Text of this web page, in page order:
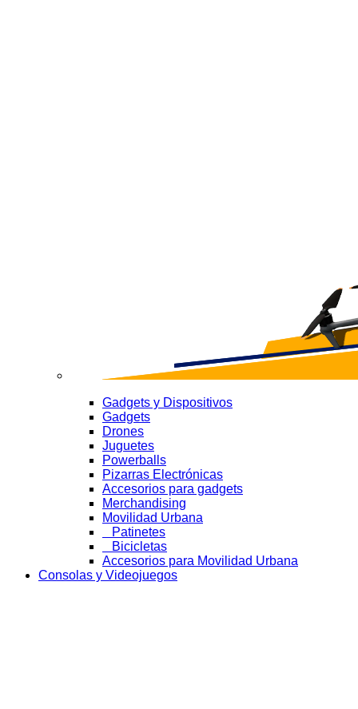
Gadgets y Dispositivos
Gadgets
Drones
Juguetes
Powerballs
Pizarras Electrónicas
Accesorios para gadgets
Merchandising
Movilidad Urbana
Patinetes
Bicicletas
Accesorios para Movilidad Urbana
Consolas y Videojuegos